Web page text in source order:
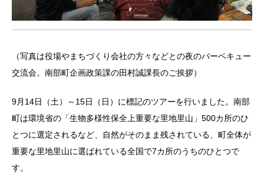
（写真は役場やまちづくり会社の方々などとの夜のバーベキュー
交流会。南部町企画政策課の田村誠課長のご挨拶）
9月14日（土）～15日（日）に標記のツアーを行いました。南部
町は環境省の「生物多様性保全上重要な里地里山」500カ所のひ
とつに選定されるなど、自然がそのまま残されている、町全体が
重要な里地里山に選ばれている全国で7カ所のうちのひとつで
す。